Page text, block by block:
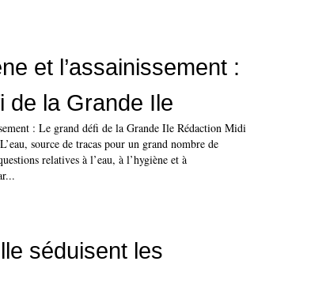
et l’assainissement :
de la Grande Ile
: Le grand défi de la Grande Ile Rédaction Midi
source de tracas pour un grand nombre de
relatives à l’eau, à l’hygiène et à
séduisent les